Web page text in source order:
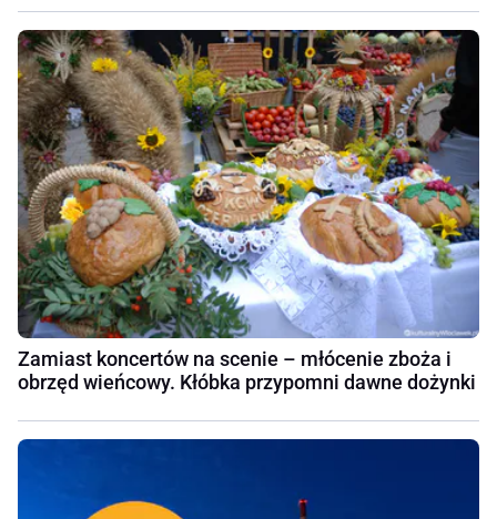
Zamiast koncertów na scenie – młócenie zboża i
obrzęd wieńcowy. Kłóbka przypomni dawne dożynki